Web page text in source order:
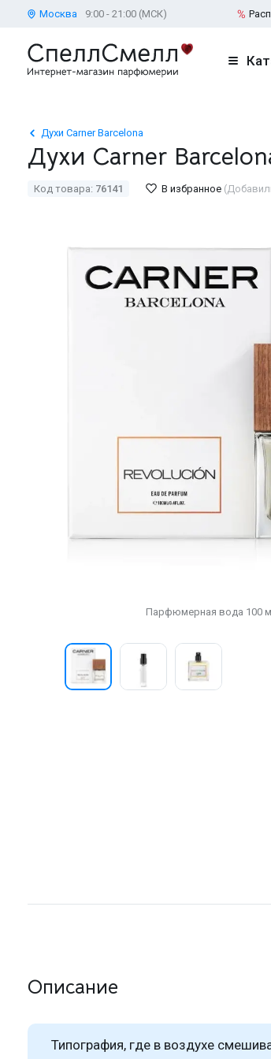
Москва 9:00 - 21:00 (МСК)
Духи Carner Barcelona
Духи Carner
Код товара: 76141 В избранное
Парфюмерная вода 100
Описание
Типография, где в воздухе